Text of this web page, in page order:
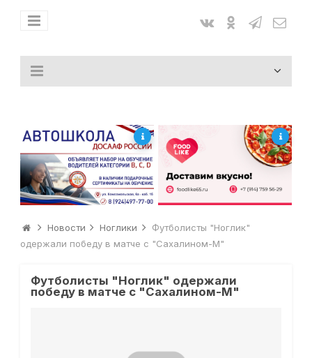
Новости Ноглики
Футболисты "Ноглик"
одержали победу в матче с "Сахалином-М"
Футболисты "Ноглик" одержали
победу в матче с "Сахалином-М"